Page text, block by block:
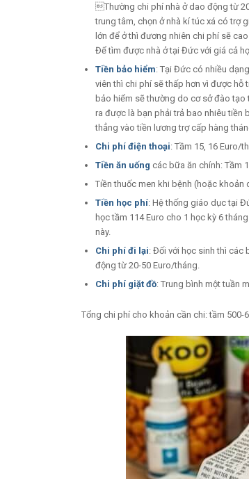
Thường chi phí nhà ở dao động từ
trung tâm, chọn ở nhà kí túc xá có trợ
lớn để ở thì đương nhiên chi phí sẽ
Để tìm được nhà ở tại Đức với giá cả
Tiền bảo hiểm: Tại Đức có nhiều
viên thì chi phí sẽ thấp hơn vì được hỗ
bảo hiểm sẽ thường do cơ sở đào tạo
ra được là bạn phải trả bao nhiêu tiền
thẳng vào tiền lương trợ cấp hàng
Chi phí điện thoại: Tầm 15, 16 Euro/
Tiền ăn uống các bữa ăn chính: Tầm
Tiền thuốc men khi bệnh (hoặc khoản
Tiền học phí: Hệ thống giáo dục tại
học tầm 114 Euro cho 1 học kỳ 6
này.
Chi phí đi lại: Đối với học sinh thì các
động từ 20-50 Euro/tháng.
Chi phí giặt đồ: Trung bình một tuần
Tổng chi phí cho khoản cần chi: tầm 500-